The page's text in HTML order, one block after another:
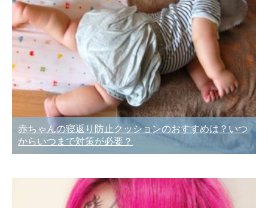
赤ちゃんの寝返り防止クッションのおすすめは？いつ
からいつまで対策が必要？